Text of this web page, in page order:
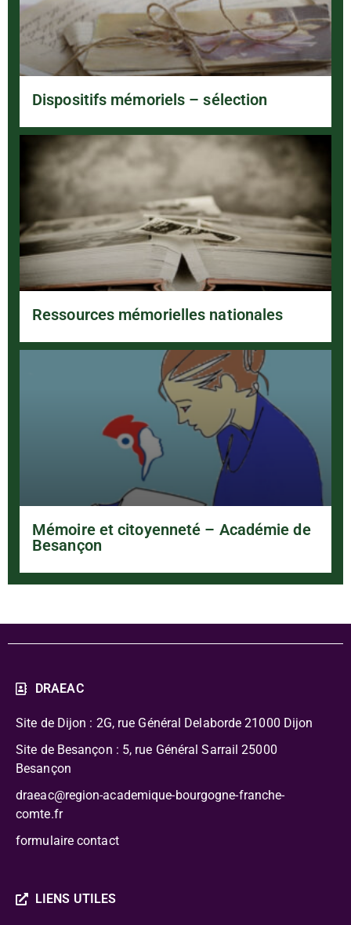
Dispositifs mémoriels – sélection
Ressources mémorielles nationales
Mémoire et citoyenneté – Académie de
Besançon
DRAEAC
Site de Dijon : 2G, rue Général Delaborde 21000 Dijon
Site de Besançon : 5, rue Général Sarrail 25000
Besançon
draeac@region-academique-bourgogne-franche-
comte.fr
formulaire contact
LIENS UTILES